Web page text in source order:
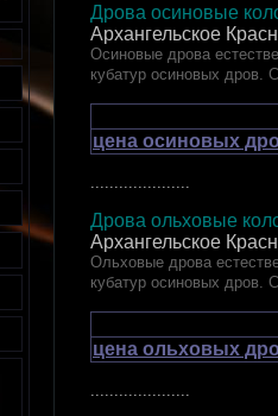
Дрова осиновые
Архангельское
Осиновые дрова
кубатур осиновых дров.
цена осиновых
Дрова ольховые
Архангельское
Ольховые дрова
кубатур осиновых дров.
цена ольховых